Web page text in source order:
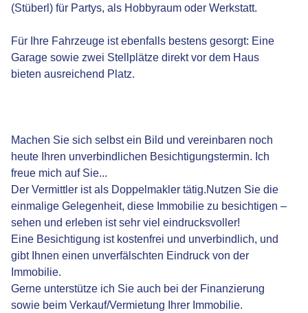
(Stüberl) für Partys, als Hobbyraum oder Werkstatt.
Für Ihre Fahrzeuge ist ebenfalls bestens gesorgt: Eine
Garage sowie zwei Stellplätze direkt vor dem Haus
bieten ausreichend Platz.
Machen Sie sich selbst ein Bild und vereinbaren noch
heute Ihren unverbindlichen Besichtigungstermin. Ich
freue mich auf Sie...
Der Vermittler ist als Doppelmakler tätig.Nutzen Sie die
einmalige Gelegenheit, diese Immobilie zu besichtigen –
sehen und erleben ist sehr viel eindrucksvoller!
Eine Besichtigung ist kostenfrei und unverbindlich, und
gibt Ihnen einen unverfälschten Eindruck von der
Immobilie.
Gerne unterstütze ich Sie auch bei der Finanzierung
sowie beim Verkauf/Vermietung Ihrer Immobilie.